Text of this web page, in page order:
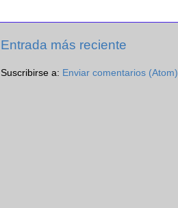
Entrada más reciente
Suscribirse a: Enviar comentarios (Atom)